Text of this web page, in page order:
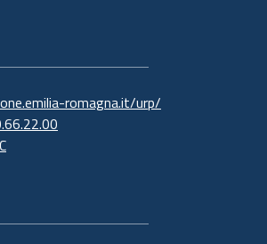
romagna.it/urp/